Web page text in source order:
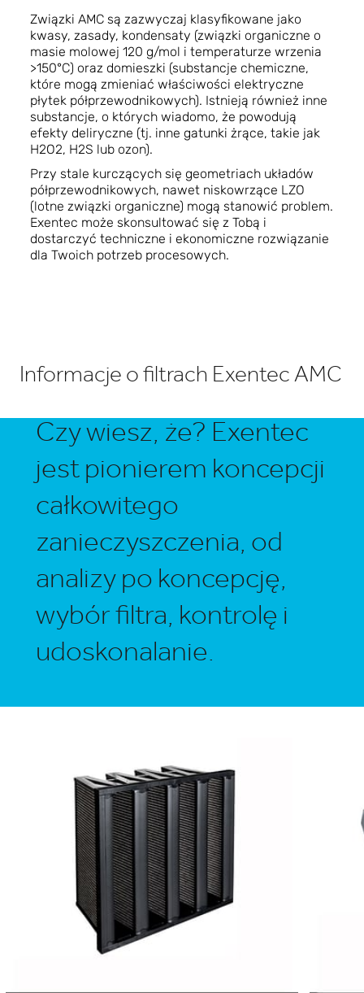
Związki AMC są zazwyczaj klasyfikowane jako
kwasy, zasady, kondensaty (związki organiczne o
masie molowej 120 g/mol i temperaturze wrzenia
>150°C) oraz domieszki (substancje chemiczne,
które mogą zmieniać właściwości elektryczne
płytek półprzewodnikowych). Istnieją również inne
substancje, o których wiadomo, że powodują
efekty deliryczne (tj. inne gatunki żrące, takie jak
H2O2, H2S lub ozon).
Przy stale kurczących się geometriach układów
półprzewodnikowych, nawet niskowrzące LZO
(lotne związki organiczne) mogą stanowić problem.
Exentec może skonsultować się z Tobą i
dostarczyć techniczne i ekonomiczne rozwiązanie
dla Twoich potrzeb procesowych.
Informacje o filtrach Exentec AMC
Czy wiesz, że? Exentec
jest pionierem koncepcji
całkowitego
zanieczyszczenia, od
analizy po koncepcję,
wybór filtra, kontrolę i
udoskonalanie.